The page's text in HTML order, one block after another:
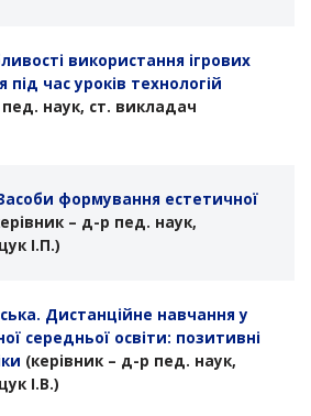
використання ігрових
час уроків технологій
наук, ст. викладач
формування естетичної
– д-р пед. наук,
І.П.)
Дистанційне навчання у
середньої освіти: позитивні
(керівник – д-р пед. наук,
І.В.)